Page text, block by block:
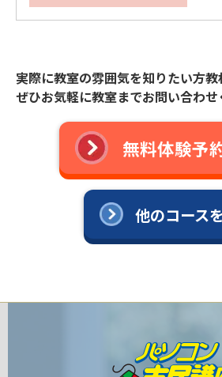
実際に教室の雰囲気を知りたい方教
ぜひお気軽に教室までお問い合わせ
無料体験予
他のコース